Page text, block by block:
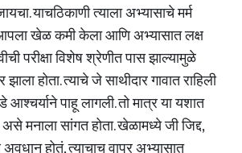
याचठिकाणी त्याला अभ्यासाचे मर्म
खेळ कमी केला आणि अभ्यासात लक्ष
परीक्षा विशेष श्रेणीत पास झाल्यामुळे
होता. त्याचे जे साथीदार गावात राहिली
पाहू लागली. तो मात्र या यशात
सांगत होता. खेळामध्ये जी जिद्द,